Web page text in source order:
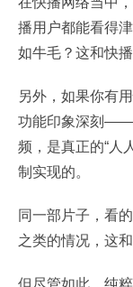
播用户都能看得
如牛毛？这和快
另外，如果你有
功能印象深刻——
频，是真正的“人
制实现的。
同一部片子，看
之类的情况，这
但尽管如此，纯